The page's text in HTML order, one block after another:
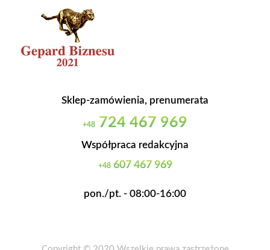
Sklep-zamówienia, prenumerata
+48 724 467 969
Współpraca redakcyjna
+48607 467 969
pon./pt. - 08:00-16:00